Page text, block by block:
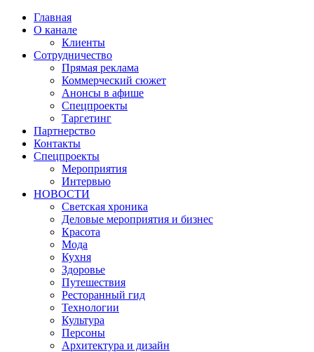
Главная
О канале
Клиенты
Сотрудничество
Прямая реклама
Коммерческий сюжет
Анонсы в афише
Cпецпроекты
Таргетинг
Партнерство
Контакты
Спецпроекты
Мероприятия
Интервью
НОВОСТИ
Светская хроника
Деловые мероприятия и бизнес
Красота
Мода
Кухня
Здоровье
Путешествия
Ресторанный гид
Технологии
Культура
Персоны
Архитектура и дизайн